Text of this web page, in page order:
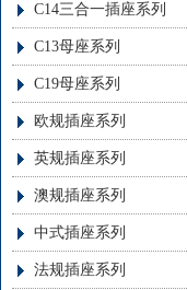
C14三合一插座系列
C13母座系列
C19母座系列
欧规插座系列
英规插座系列
澳规插座系列
中式插座系列
法规插座系列